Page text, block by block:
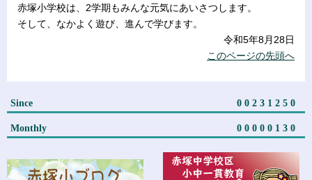
Since 00231250
Monthly 00000130
赤塚小学校は、2学期もみんな元気にあいさつします。
そして、なかよく遊び、進んで学びます。
令和5年8月28日
このページの先頭へ